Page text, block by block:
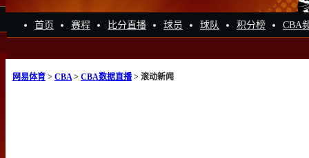
首页 赛程 比分直播 球员 球队 积分榜 CBA
网易体育 > CBA> CBA数据直播> 滚动新闻